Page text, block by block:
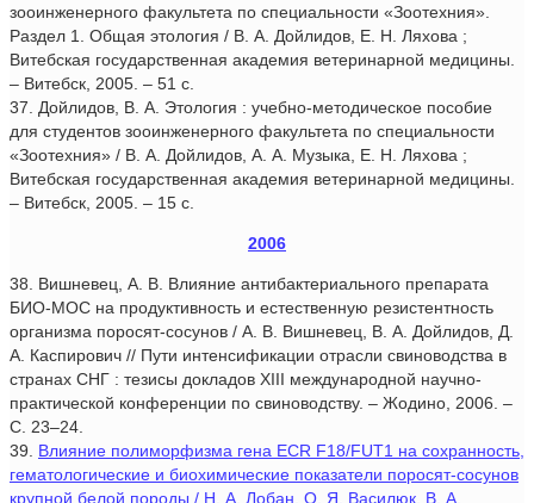
зооинженерного факультета по специальности «Зоотехния».
Раздел 1. Общая этология / В. А. Дойлидов, Е. Н. Ляхова ;
Витебская государственная академия ветеринарной медицины.
– Витебск, 2005. – 51 с.
37. Дойлидов, В. А. Этология : учебно-методическое пособие
для студентов зооинженерного факультета по специальности
«Зоотехния» / В. А. Дойлидов, А. А. Музыка, Е. Н. Ляхова ;
Витебская государственная академия ветеринарной медицины.
– Витебск, 2005. – 15 с.
2006
38. Вишневец, А. В. Влияние антибактериального препарата
БИО-МОС на продуктивность и естественную резистентность
организма поросят-сосунов / А. В. Вишневец, В. А. Дойлидов, Д.
А. Каспирович // Пути интенсификации отрасли свиноводства в
странах СНГ : тезисы докладов XIII международной научно-
практической конференции по свиноводству. – Жодино, 2006. –
С. 23–24.
39. Влияние полиморфизма гена ECR F18/FUT1 на сохранность,
гематологические и биохимические показатели поросят-сосунов
крупной белой породы / Н. А. Лобан, О. Я. Василюк, В. А.